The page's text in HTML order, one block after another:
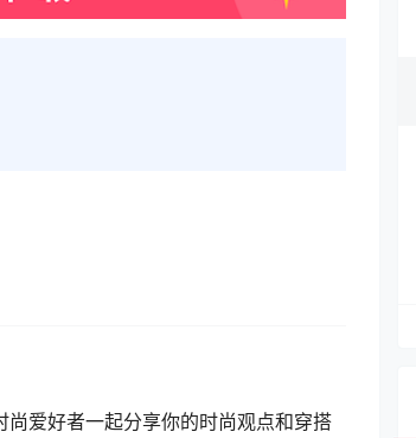
爱好者一起分享你的时尚观点和穿搭